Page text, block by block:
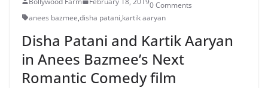
0 Comments
anees bazmee,disha patani,kartik aaryan
Disha Patani and Kartik Aaryan
in Anees Bazmee’s Next
Romantic Comedy film